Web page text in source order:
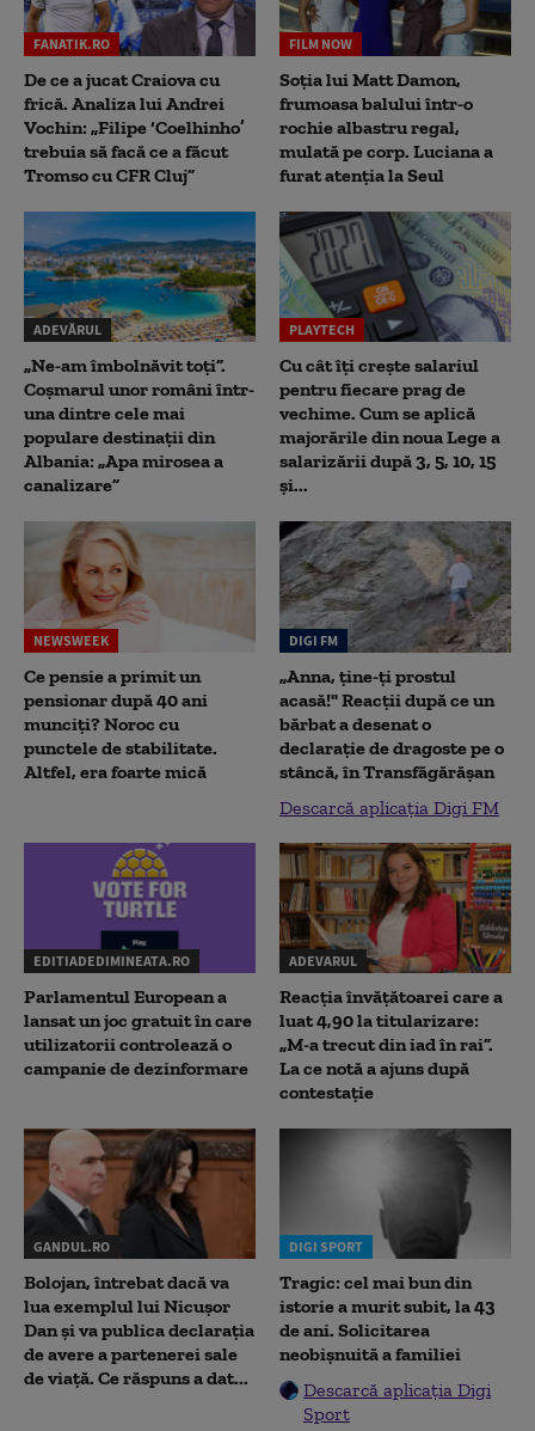
FANATIK.RO
De ce a jucat Craiova cu
frică. Analiza lui Andrei
Vochin: „Filipe ‘Coelhinho’
trebuia să facă ce a făcut
Tromso cu CFR Cluj”
FILM NOW
Soția lui Matt Damon,
frumoasa balului într-o
rochie albastru regal,
mulată pe corp. Luciana a
furat atenția la Seul
ADEVĂRUL
„Ne-am îmbolnăvit toți”.
Coșmarul unor români într-
una dintre cele mai
populare destinații din
Albania: „Apa mirosea a
canalizare”
PLAYTECH
Cu cât îți crește salariul
pentru fiecare prag de
vechime. Cum se aplică
majorările din noua Lege a
salarizării după 3, 5, 10, 15
și...
NEWSWEEK
Ce pensie a primit un
pensionar după 40 ani
munciți? Noroc cu
punctele de stabilitate.
Altfel, era foarte mică
DIGI FM
„Anna, ţine-ţi prostul
acasă!" Reacţii după ce un
bărbat a desenat o
declaraţie de dragoste pe o
stâncă, în Transfăgărăşan
Descarcă aplicația Digi FM
EDITIADEDIMINEATA.RO
Parlamentul European a
lansat un joc gratuit în care
utilizatorii controlează o
campanie de dezinformare
ADEVARUL
Reacția învățătoarei care a
luat 4,90 la titularizare:
„M-a trecut din iad în rai”.
La ce notă a ajuns după
contestație
GANDUL.RO
Bolojan, întrebat dacă va
lua exemplul lui Nicușor
Dan și va publica declarația
de avere a partenerei sale
de viață. Ce răspuns a dat...
DIGI SPORT
Tragic: cel mai bun din
istorie a murit subit, la 43
de ani. Solicitarea
neobișnuită a familiei
Descarcă aplicația Digi
Sport